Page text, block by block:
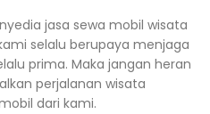
jasa sewa mobil wisata
selalu berupaya menjaga
prima. Maka jangan heran
perjalanan wisata
dari kami.